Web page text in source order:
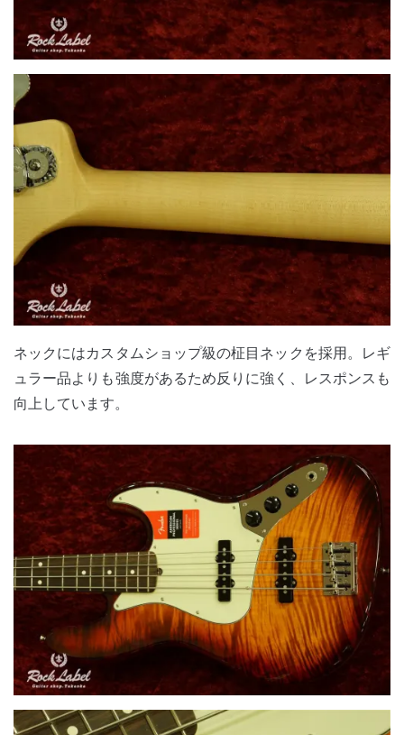
ネックにはカスタムショップ級の柾目ネックを採用。レギ
ュラー品よりも強度があるため反りに強く、レスポンスも
向上しています。